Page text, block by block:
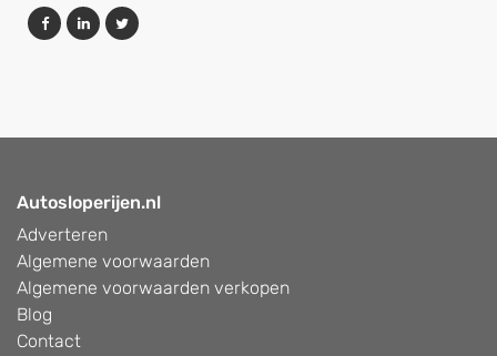
Autosloperijen.nl
Adverteren
Algemene voorwaarden
Algemene voorwaarden verkopen
Blog
Contact